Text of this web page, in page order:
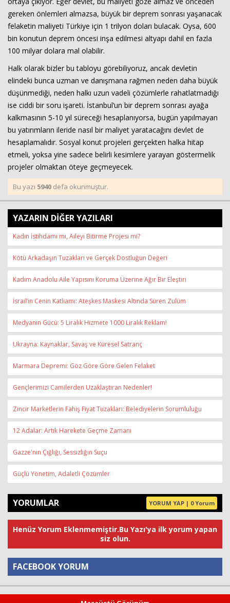
gereken önlemleri almazsa, büyük bir deprem sonrası yaşanacak
felaketin maliyeti Türkiye için 1 trilyon doları bulacak. Oysa, 600
bin konutun deprem öncesi inşa edilmesi altyapı dahil en fazla
100 milyar dolara mal olabilir.
Halk olarak bizler bu tabloyu görebiliyoruz, ancak devletin
elindeki bunca uzman ve danışmana rağmen neden daha büyük
düşünmediği, neden halkı uzun vadeli çözümlerle rahatlatmadığı
ise ciddi bir soru işareti. İstanbul’un bir deprem sonrası ayağa
kalkmasının 5-10 yıl süreceği hesaplanıyorsa, bugün yapılmayan
bu yatırımların ileride nasıl bir maliyet yaratacağını devlet de
hesaplamalıdır. Sosyal konut projeleri gerçekten halka hitap
etmeli, yoksa yine sadece belirli kesimlere yarayan göstermelik
projeler olmaktan öteye geçmeyecek.
Bu yazı 5940 defa okunmuştur.
YAZARIN DİĞER YAZILARI
Kadın İstihdamı mı, Aileyi Bitirme Projesi mi?
Kötü Arkadaşın Tuzakları ve Gerçek Dostluğun Değeri
Kadim Anadolu Aile Yapısını Koruma Üzerine Ağır Bir Eleştiri
İsrail’in Cenin Katliamı: Ateşkes Maskesi Altında Süren Zulüm
Medyanın Gücü: 5 Liralık Hizmete 1000 Liralık Reklam!
Ukrayna: Kaynaklar, Savaş ve Küresel Satranç
Marmara Depremi: Göz Göre Göre Gelen Felaket
Gençlerimizi Camilerden Uzaklaştıran Nedenler!
Zincir Marketlerin Fahiş Fiyat Tuzakları: Belediyelerin Sorumluluğu
12 Adalar: Artık Harekete Geçme Zamanı
Gazze'nin Çığlığı, Sessizliğin Suçu
Güçlü Yönetim, Adaletli Çözümler
YORUMLAR YORUM YAP | 0 Yorum
Henüz Yorum Eklenmemiştir.Bu Yazı'ya ilk yorum yapan
siz olun.
FACEBOOK YORUM